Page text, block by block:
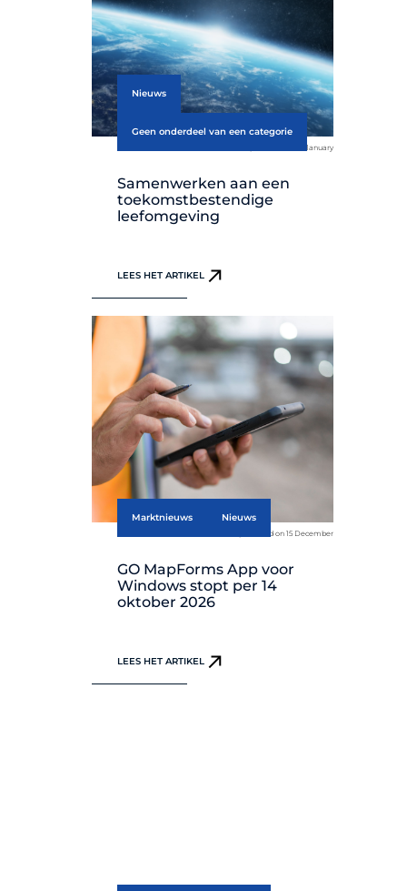
Nieuws
Geen onderdeel van een categorie
published on 15 January
Samenwerken aan een
toekomstbestendige
leefomgeving
LEES HET ARTIKEL
Marktnieuws Nieuws
published on 15 December
GO MapForms App voor
Windows stopt per 14
oktober 2026
LEES HET ARTIKEL